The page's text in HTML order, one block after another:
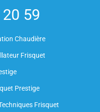
59
Chaudière
Frisquet
Prestige
Frisquet